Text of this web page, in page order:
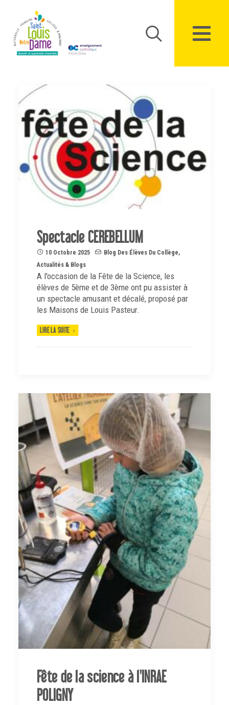
Spectacle CEREBELLUM
10 Octobre 2025 Blog Des Élèves Du Collège,
Actualités & Blogs
A l'occasion de la Fête de la Science, les
élèves de 5ème et de 3ème ont pu assister à
un spectacle amusant et décalé, proposé par
les Maisons de Louis Pasteur.
LIRE LA SUITE
Fête de la science à l'INRAE
POLIGNY